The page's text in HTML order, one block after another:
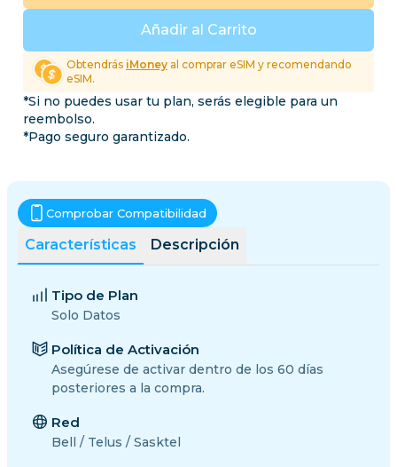
Añadir al Carrito
Obtendrás iMoneyal comprar eSIM y recomendando
eSIM.
*Si no puedes usar tu plan, serás elegible para un
reembolso.
*Pago seguro garantizado.
Características Descripción
Comprobar Compatibilidad
Tipo de Plan
Solo Datos
Política de Activación
Asegúrese de activar dentro de los 60 días
posteriores a la compra.
Red
Bell / Telus / Sasktel